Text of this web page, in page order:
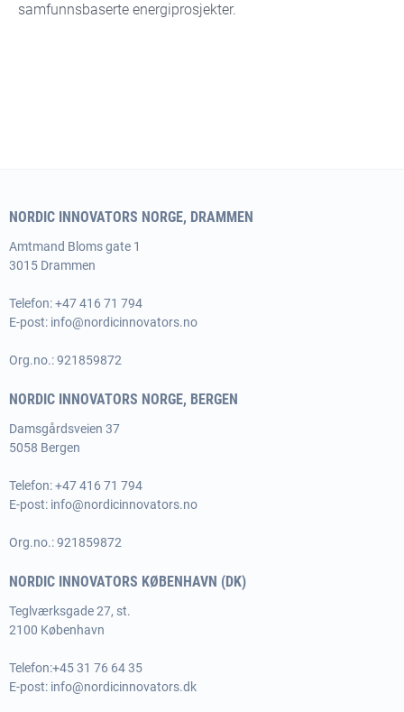
samfunnsbaserte energiprosjekter.
NORDIC INNOVATORS NORGE, DRAMMEN
Amtmand Bloms gate 1
3015 Drammen
Telefon: +47 416 71 794
E-post: info@nordicinnovators.no
Org.no.: 921859872
NORDIC INNOVATORS NORGE, BERGEN
Damsgårdsveien 37
5058 Bergen
Telefon: +47 416 71 794
E-post: info@nordicinnovators.no
Org.no.: 921859872
NORDIC INNOVATORS KØBENHAVN (DK)
Teglværksgade 27, st.
2100 København
Telefon:+45 31 76 64 35
E-post: info@nordicinnovators.dk